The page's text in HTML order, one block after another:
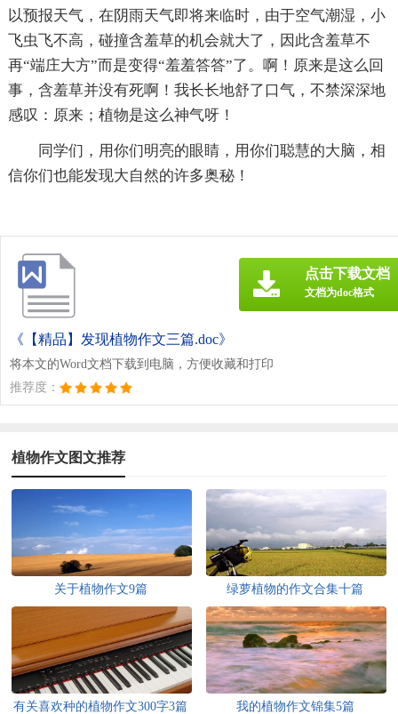
以预报天气，在阴雨天气即将来临时，由于空气潮湿，小
飞虫飞不高，碰撞含羞草的机会就大了，因此含羞草不
再“端庄大方”而是变得“羞羞答答”了。啊！原来是这么回
事，含羞草并没有死啊！我长长地舒了口气，不禁深深地
感叹：原来；植物是这么神气呀！
同学们，用你们明亮的眼睛，用你们聪慧的大脑，相
信你们也能发现大自然的许多奥秘！
《【精品】发现植物作文三篇.doc》
将本文的Word文档下载到电脑，方便收藏和打印
推荐度：
点击下载文档
文档为doc格式
植物作文图文推荐
关于植物作文9篇 绿萝植物的作文合集十篇
有关喜欢种的植物作文300字3篇 我的植物作文锦集5篇